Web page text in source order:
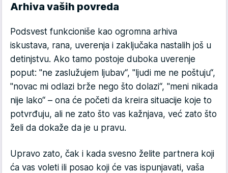
Arhiva vaših povreda
Podsvest funkcioniše kao ogromna arhiva
iskustava, rana, uverenja i zaključaka nastalih još u
detinjstvu. Ako tamo postoje duboka uverenje
poput: "ne zaslužujem ljubav“, "ljudi me ne poštuju“,
"novac mi odlazi brže nego što dolazi“, "meni nikada
nije lako“ – ona će početi da kreira situacije koje to
potvrđuju, ali ne zato što vas kažnjava, već zato što
želi da dokaže da je u pravu.
Upravo zato, čak i kada svesno želite partnera koji
ća vas voleti ili posao koji će vas ispunjavati, vaša